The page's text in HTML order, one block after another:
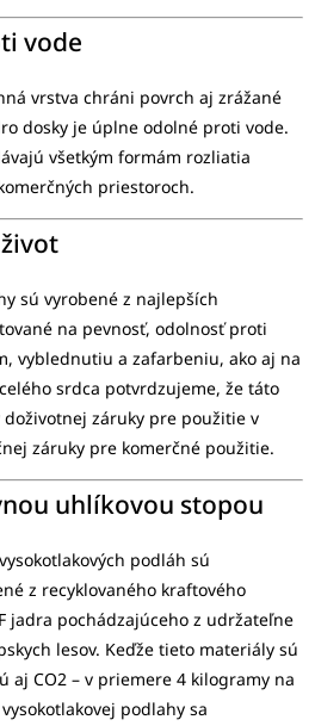
vode
vrstva chráni povrch aj zrážané
dosky je úplne odolné proti vode.
všetkým formám rozliatia
priestoroch.
sú vyrobené z najlepších
na pevnosť, odolnosť proti
vyblednutiu a zafarbeniu, ako aj na
srdca potvrdzujeme, že táto
záruky pre použitie v
záruky pre komerčné použitie.
uhlíkovou stopou
podláh sú
z recyklovaného kraftového
jadra pochádzajúceho z udržateľne
lesov. Keďže tieto materiály sú
aj CO2 – v priemere 4 kilogramy na
podlahy sa